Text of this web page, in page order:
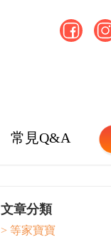
常見Q&A
文章分類
> 等家寶寶